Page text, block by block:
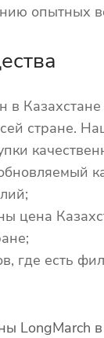
опытных
в
стране.
цена
где есть
LongMarch